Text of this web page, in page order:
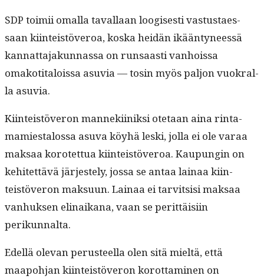
SDP toimii oma­l­la taval­laan loogis­es­ti vas­tus­taes­
saan kiin­teistöveroa, kos­ka hei­dän ikään­tyneessä
kan­nat­ta­jakun­nas­sa on run­saasti van­hois­sa
omakoti­talois­sa asu­via — tosin myös paljon vuokral­
la asuvia.
Kiin­teistöveron man­neki­iniksi ote­taan aina rin­ta­
mami­estalos­sa asu­va köy­hä les­ki, jol­la ei ole varaa
mak­saa korotet­tua kiin­teistöveroa. Kaupun­gin on
kehitet­tävä jär­jeste­ly, jos­sa se antaa lainaa kiin­
teistöveron mak­su­un. Lainaa ei tarvit­sisi mak­saa
van­huk­sen eli­naikana, vaan se perit­täisi­in
perikunnalta.
Edel­lä ole­van perus­teel­la olen sitä mieltä, että
maapo­h­jan kiin­teistöveron korot­ta­mi­nen on